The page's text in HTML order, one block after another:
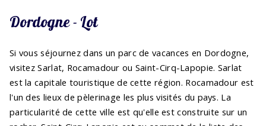
Dordogne - Lot
Si vous séjournez dans un parc de vacances en Dordogne,
visitez Sarlat, Rocamadour ou Saint-Cirq-Lapopie. Sarlat
est la capitale touristique de cette région. Rocamadour est
l'un des lieux de pèlerinage les plus visités du pays. La
particularité de cette ville est qu'elle est construite sur un